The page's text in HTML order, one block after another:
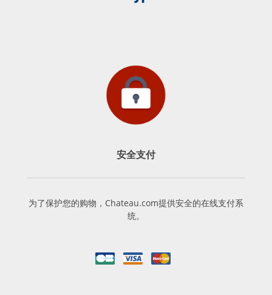
安全支付
为了保护您的购物，Chateau.com提供安全的在线支付系
统。